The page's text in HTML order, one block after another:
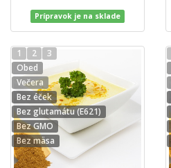
Prípravok je na sklade
1 2
3
Obed
Večera
Bez éček
Bez glutamátu (E621)
Bez GMO
Bez mäsa